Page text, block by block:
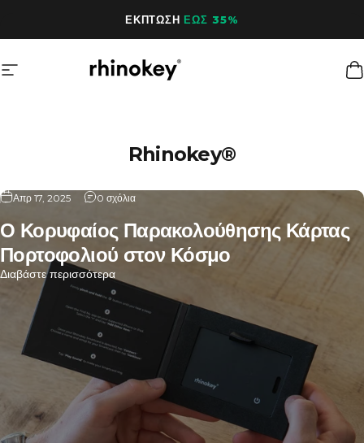
ΕΚΠΤΩΣΗ ΕΩΣ 35%
Πλοήγηση ιστότοπου
Rhinokey®
Rhinokey®
Απρ 17, 2025 0 σχόλια
Ο Κορυφαίος Παρακολούθησης Κάρτας
Πορτοφολιού στον Κόσμο
Διαβάστε περισσότερα